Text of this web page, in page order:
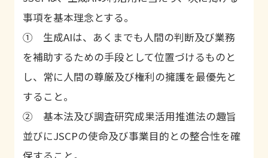
事項を基本理念とする。
① 生成AIは、あくまでも人間の判断及び業務
を補助するための手段として位置づけるものと
し、常に人間の尊厳及び権利の擁護を最優先と
すること。
② 基本法及び調査研究成果活用推進法の趣旨
並びにJSCPの使命及び事業目的との整合性を確